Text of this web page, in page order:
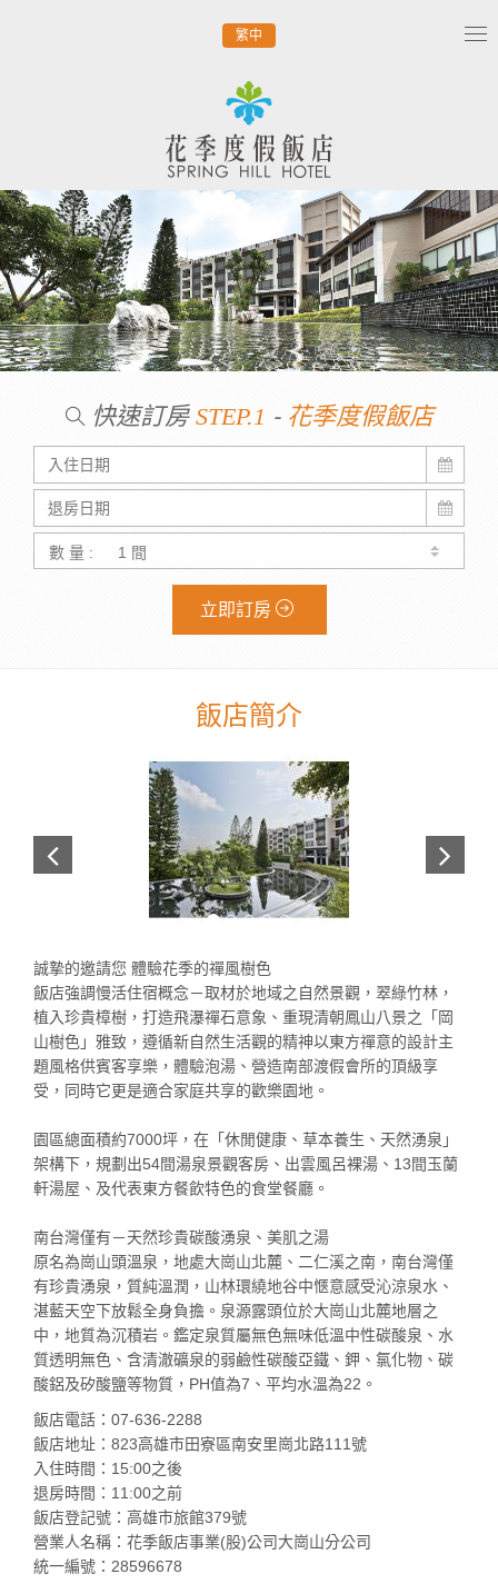
繁中
快速訂房 STEP.1 - 花季度假飯店
數 量 :
立即訂房
飯店簡介
誠摯的邀請您 體驗花季的禪風樹色
飯店強調慢活住宿概念－取材於地域之自然景觀，翠綠竹林，
植入珍貴樟樹，打造飛瀑禪石意象、重現清朝鳳山八景之「岡
山樹色」雅致，遵循新自然生活觀的精神以東方禪意的設計主
題風格供賓客享樂，體驗泡湯、營造南部渡假會所的頂級享
受，同時它更是適合家庭共享的歡樂園地。
園區總面積約7000坪，在「休閒健康、草本養生、天然湧泉」
架構下，規劃出54間湯泉景觀客房、出雲風呂裸湯、13間玉蘭
軒湯屋、及代表東方餐飲特色的食堂餐廳。
南台灣僅有－天然珍貴碳酸湧泉、美肌之湯
原名為崗山頭溫泉，地處大崗山北麓、二仁溪之南，南台灣僅
有珍貴湧泉，質純溫潤，山林環繞地谷中愜意感受沁涼泉水、
湛藍天空下放鬆全身負擔。泉源露頭位於大崗山北麓地層之
中，地質為沉積岩。鑑定泉質屬無色無味低溫中性碳酸泉、水
質透明無色、含清澈礦泉的弱鹼性碳酸亞鐵、鉀、氯化物、碳
酸鋁及矽酸鹽等物質，PH值為7、平均水溫為22。
飯店電話：07-636-2288
飯店地址：823高雄市田寮區南安里崗北路111號
入住時間：15:00之後
退房時間：11:00之前
飯店登記號：高雄市旅館379號
營業人名稱：花季飯店事業(股)公司大崗山分公司
統一編號：28596678